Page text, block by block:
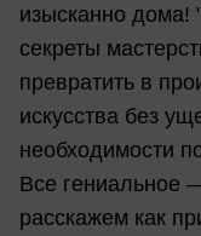
изысканно дома!
секреты
превратить в
искусства без
необходимости
Все гениальное
расскажем как